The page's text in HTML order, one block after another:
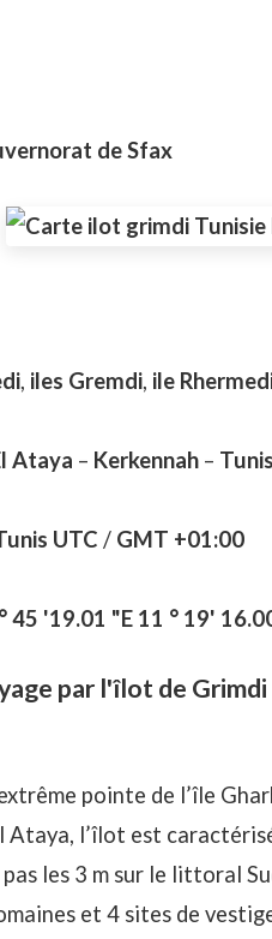
de Sfax
, iles Gremdi, ile
Ataya – Kerkennah –
UTC / GMT +01:00
45 '19.01 "E 11 ° 19'
par l'îlot de Grimdi
pointe de l’île
Ataya, l’îlot est
les 3 m sur le littoral
et 4 sites de